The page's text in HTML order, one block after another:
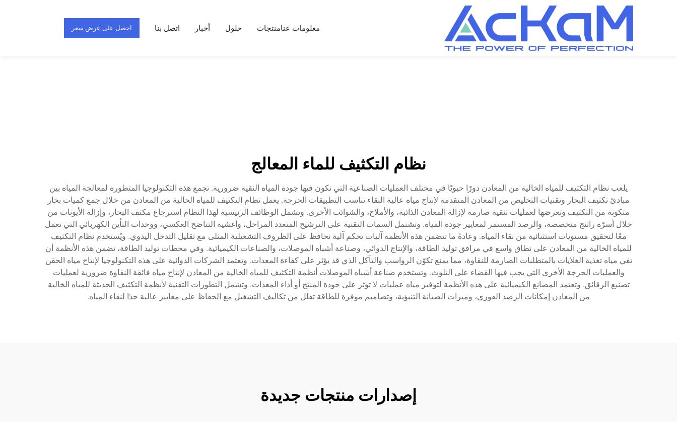
معلومات عنامنتجات حلول أخبار اتصل بنا احصل على عرض سعر
نظام التكثيف للماء المعالج
يلعب نظام التكثيف للمياه الخالية من المعادن دورًا حيويًا في مختلف العمليات الصناعية التي تكون فيها جودة المياه النقية ضرورية. تجمع هذه التكنولوجيا المتطورة لمعالجة المياه بين
مبادئ تكثيف البخار وتقنيات التخليص من المعادن المتقدمة لإنتاج مياه عالية النقاء تناسب التطبيقات الحرجة. يعمل نظام التكثيف للمياه الخالية من المعادن من خلال جمع كميات بخار
متكونة من التكثيف وتعرضها لعمليات تنقية صارمة لإزالة المعادن الذائبة، والأملاح، والشوائب الأخرى. وتشمل الوظائف الرئيسية لهذا النظام استرجاع مكثف البخار، وإزالة الأيونات من
خلال أسرّة راتنج متخصصة، والرصد المستمر لمعايير جودة المياه. وتشتمل السمات التقنية على الترشيح المتعدد المراحل، وأغشية التناضح العكسي، ووحدات التأين الكهربائي التي تعمل
معًا لتحقيق مستويات استثنائية من نقاء المياه. وعادةً ما تتضمن هذه الأنظمة آليات تحكم آلية تحافظ على الظروف التشغيلية المثلى مع تقليل التدخل اليدوي. ويُستخدم نظام التكثيف
للمياه الخالية من المعادن على نطاق واسع في مرافق توليد الطاقة، والإنتاج الدوائي، وصناعة أشباه الموصلات، والصناعات الكيميائية. وفي محطات توليد الطاقة، تضمن هذه الأنظمة أن
تفي مياه تغذية الغلايات بالمتطلبات الصارمة للنقاوة، مما يمنع تكوّن الرواسب والتآكل الذي قد يؤثر على كفاءة المعدات. وتعتمد الشركات الدوائية على هذه التكنولوجيا لإنتاج مياه الحقن
والعمليات الحرجة الأخرى التي يجب فيها القضاء على التلوث. وتستخدم صناعة أشباه الموصلات أنظمة التكثيف للمياه الخالية من المعادن لإنتاج مياه فائقة النقاوة ضرورية لعمليات
تصنيع الرقائق. وتعتمد المصانع الكيميائية على هذه الأنظمة لتوفير مياه عمليات لا تؤثر على جودة المنتج أو أداء المعدات. وتشمل التطورات التقنية لأنظمة التكثيف الحديثة للمياه الخالية
من المعادن إمكانات الرصد الفوري، وميزات الصيانة التنبؤية، وتصاميم موفرة للطاقة تقلل من تكاليف التشغيل مع الحفاظ على معايير عالية جدًا لنقاء المياه.
إصدارات منتجات جديدة